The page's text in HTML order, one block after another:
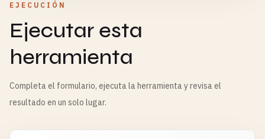
EJECUCIÓN
Ejecutar esta
herramienta
Completa el formulario, ejecuta la herramienta y revisa el
resultado en un solo lugar.